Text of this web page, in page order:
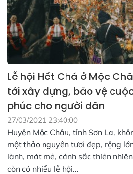
Lễ hội Hết Chá ở Mộc
tới xây dựng, bảo vệ
phúc cho người dân
27/03/2021 23:40:00
Huyện Mộc Châu, tỉnh Sơn La,
một thảo nguyên tươi đẹp, rộng
lành, mát mẻ, cảnh sắc thiên
còn có nhiểu lễ hội...